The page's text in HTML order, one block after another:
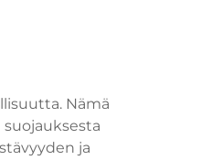
Nämä
ja